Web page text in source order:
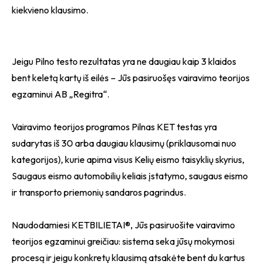
kiekvieno klausimo.
Jeigu Pilno testo rezultatas yra ne daugiau kaip 3 klaidos
bent keletą kartų iš eilės – Jūs pasiruošęs vairavimo teorijos
egzaminui AB „Regitra“.
Vairavimo teorijos programos Pilnas KET testas yra
sudarytas iš 30 arba daugiau klausimų (priklausomai nuo
kategorijos), kurie apima visus Kelių eismo taisyklių skyrius,
Saugaus eismo automobilių keliais įstatymo, saugaus eismo
ir transporto priemonių sandaros pagrindus.
Naudodamiesi KETBILIETAI®, Jūs pasiruošite vairavimo
teorijos egzaminui greičiau: sistema seka jūsų mokymosi
procesą ir jeigu konkretų klausimą atsakėte bent du kartus